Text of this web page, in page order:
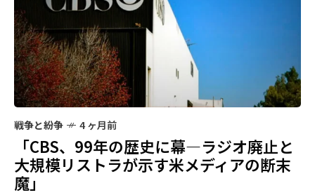
戦争と紛争 4 ヶ月前
「CBS、99年の歴史に幕—ラジオ廃止と
大規模リストラが示す米メディアの断末
魔」